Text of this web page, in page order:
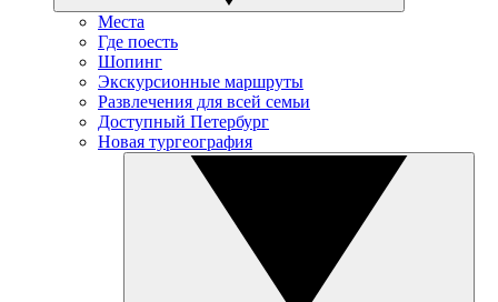
Места
Где поесть
Шопинг
Экскурсионные маршруты
Развлечения для всей семьи
Доступный Петербург
Новая тургеография